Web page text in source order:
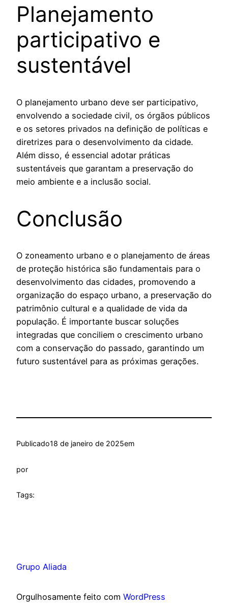
Planejamento
participativo e
sustentável
O planejamento urbano deve ser participativo,
envolvendo a sociedade civil, os órgãos públicos
e os setores privados na definição de políticas e
diretrizes para o desenvolvimento da cidade.
Além disso, é essencial adotar práticas
sustentáveis que garantam a preservação do
meio ambiente e a inclusão social.
Conclusão
O zoneamento urbano e o planejamento de áreas
de proteção histórica são fundamentais para o
desenvolvimento das cidades, promovendo a
organização do espaço urbano, a preservação do
patrimônio cultural e a qualidade de vida da
população. É importante buscar soluções
integradas que conciliem o crescimento urbano
com a conservação do passado, garantindo um
futuro sustentável para as próximas gerações.
Publicado18 de janeiro de 2025em
por
Tags:
Grupo Aliada
Orgulhosamente feito com WordPress